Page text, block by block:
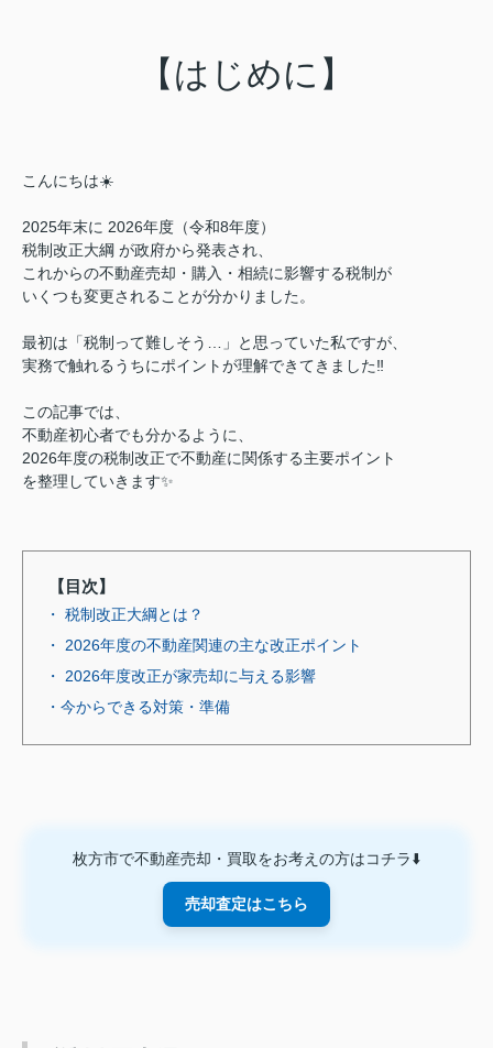
【はじめに】
こんにちは☀️
2025年末に 2026年度（令和8年度）
税制改正大綱 が政府から発表され、
これからの不動産売却・購入・相続に影響する税制が
いくつも変更されることが分かりました。
最初は「税制って難しそう…」と思っていた私ですが、
実務で触れるうちにポイントが理解できてきました‼︎
この記事では、
不動産初心者でも分かるように、
2026年度の税制改正で不動産に関係する主要ポイント
を整理していきます✨
【目次】
・ 税制改正大綱とは？
・ 2026年度の不動産関連の主な改正ポイント
・ 2026年度改正が家売却に与える影響
・今からできる対策・準備
枚方市で不動産売却・買取をお考えの方はコチラ⬇️
売却査定はこちら